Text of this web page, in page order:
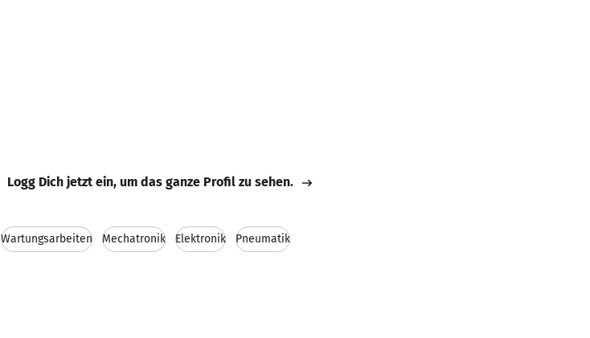
Logg Dich jetzt ein, um das ganze Profil zu sehen.
Wartungsarbeiten Mechatronik Elektronik Pneumatik